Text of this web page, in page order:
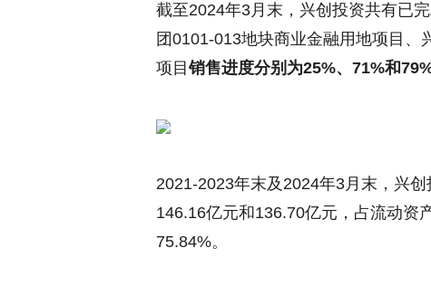
截至2024年3月末，兴创投资共有已
团0101-013地块商业金融用地项目
项目销售进度分别为25%、71%和
2021-2023年末及2024年3月末，兴
146.16亿元和136.70亿元，占流动资
75.84%。